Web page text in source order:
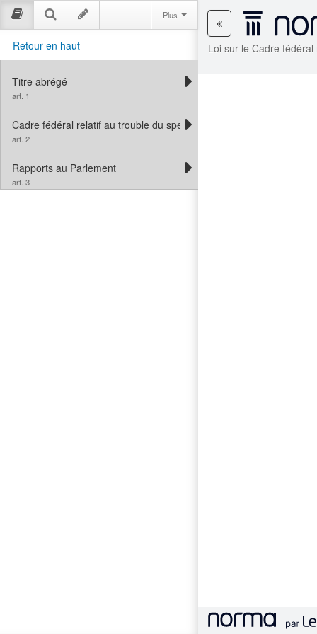
Loi sur le Cadre
Plus
Retour en haut
Titre abrégé
art. 1
Cadre fédéral relatif au trouble du spectre de l’autisme
art. 2
Rapports au Parlement
art. 3